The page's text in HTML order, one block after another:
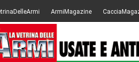
ArmiMagazine